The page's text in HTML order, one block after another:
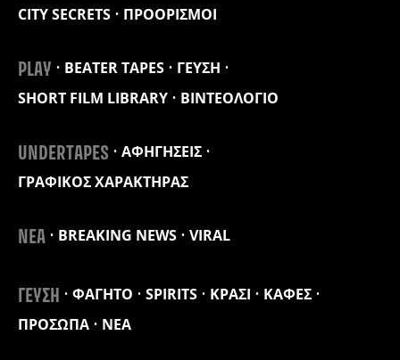
CITY SECRETS
ΠΡΟΟΡΙΣΜΟΙ
PLAY BEATER TAPES
ΓΕΥΣΗ
SHORT FILM LIBRARY
ΒΙΝΤΕΟΛΟΓΙΟ
UNDERTAPES
ΑΦΗΓΗΣΕΙΣ
ΓΡΑΦΙΚΟΣ ΧΑΡΑΚΤΗΡΑΣ
ΝΕΑ BREAKING NEWS VIRAL
ΓΕΥΣΗ ΦΑΓΗΤΟ SPIRITS ΚΡΑΣΙ
ΚΑΦΕΣ
ΠΡΟΣΩΠΑ
ΝΕΑ